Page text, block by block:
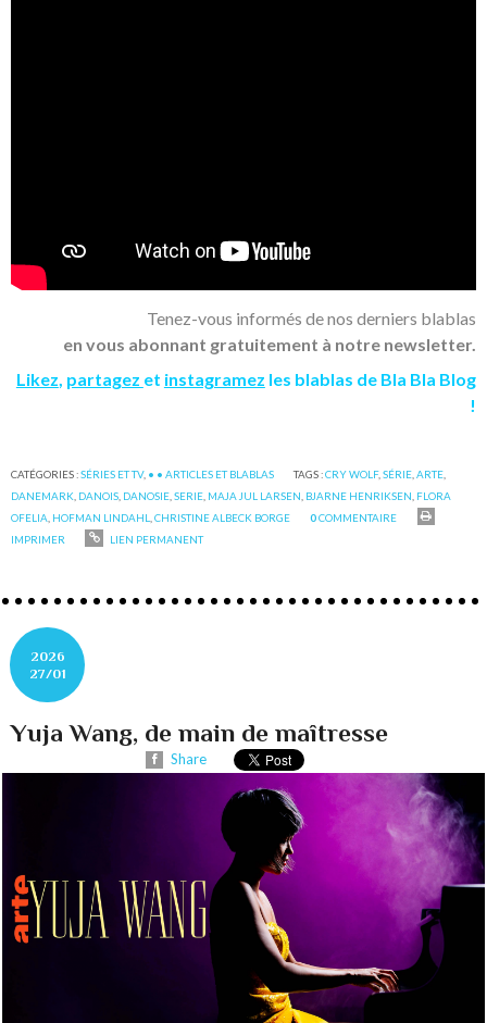
Tenez-vous informés de nos derniers blablas
en vous abonnant gratuitement à notre newsletter.
Likez, partagez et instagramez les blablas de Bla Bla Blog
!
CATÉGORIES :SÉRIES ET TV, • • ARTICLES ET BLABLAS TAGS :CRY WOLF,SÉRIE ,ARTE
DANEMARK DANOIS DANOSIE ,SERIE MAJA JUL LARSEN BJARNE HENRIKSEN FLORA
OFELIA HOFMAN LINDAHL ,CHRISTINE ALBECK BORGE 0COMMENTAIRE
IMPRIMER
LIEN PERMANENT
2026
27/01
Yuja Wang, de main de maîtresse
Share